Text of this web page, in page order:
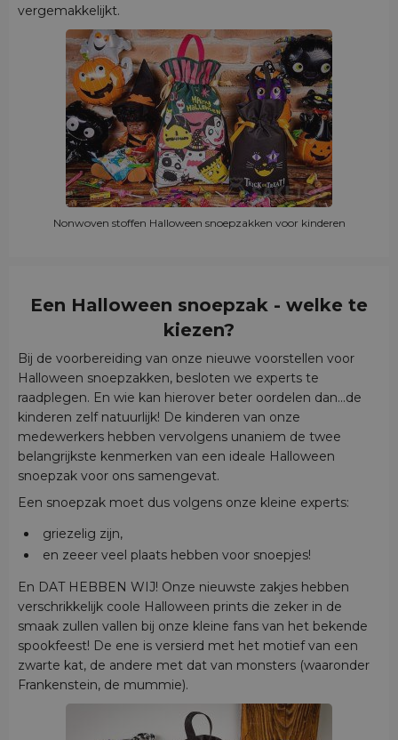
vergemakkelijkt.
Nonwoven stoffen Halloween snoepzakken voor kinderen
Een Halloween snoepzak - welke te
kiezen?
Bij de voorbereiding van onze nieuwe voorstellen voor
Halloween snoepzakken, besloten we experts te
raadplegen. En wie kan hierover beter oordelen dan...de
kinderen zelf natuurlijk! De kinderen van onze
medewerkers hebben vervolgens unaniem de twee
belangrijkste kenmerken van een ideale Halloween
snoepzak voor ons samengevat.
Een snoepzak moet dus volgens onze kleine experts:
griezelig zijn,
en zeeer veel plaats hebben voor snoepjes!
En DAT HEBBEN WIJ! Onze nieuwste zakjes hebben
verschrikkelijk coole Halloween prints die zeker in de
smaak zullen vallen bij onze kleine fans van het bekende
spookfeest! De ene is versierd met het motief van een
zwarte kat, de andere met dat van monsters (waaronder
Frankenstein, de mummie).